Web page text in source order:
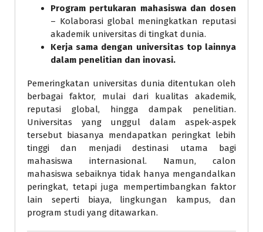
Program pertukaran mahasiswa dan dosen
– Kolaborasi global meningkatkan reputasi
akademik universitas di tingkat dunia.
Kerja sama dengan universitas top lainnya
dalam penelitian dan inovasi.
Pemeringkatan universitas dunia ditentukan oleh
berbagai faktor, mulai dari kualitas akademik,
reputasi global, hingga dampak penelitian.
Universitas yang unggul dalam aspek-aspek
tersebut biasanya mendapatkan peringkat lebih
tinggi dan menjadi destinasi utama bagi
mahasiswa internasional. Namun, calon
mahasiswa sebaiknya tidak hanya mengandalkan
peringkat, tetapi juga mempertimbangkan faktor
lain seperti biaya, lingkungan kampus, dan
program studi yang ditawarkan.